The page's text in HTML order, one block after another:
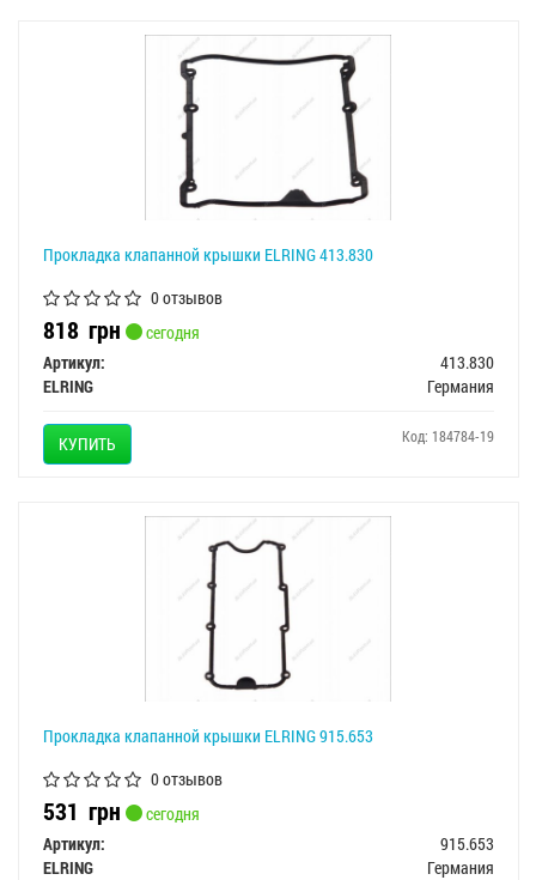
Прокладка клапанной крышки ELRING 413.830
0 отзывов
818 грн
сегодня
Артикул:
413.830
ELRING
Германия
КУПИТЬ Код: 184784-19
Прокладка клапанной крышки ELRING 915.653
0 отзывов
531 грн
сегодня
Артикул:
915.653
ELRING
Германия